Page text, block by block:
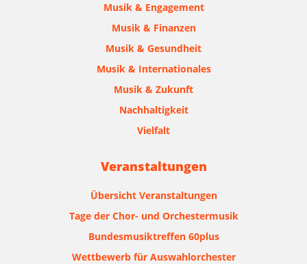
Musik & Engagement
Musik & Finanzen
Musik & Gesundheit
Musik & Internationales
Musik & Zukunft
Nachhaltigkeit
Vielfalt
Veranstaltungen
Übersicht Veranstaltungen
Tage der Chor- und Orchestermusik
Bundesmusiktreffen 60plus
Wettbewerb für Auswahlorchester